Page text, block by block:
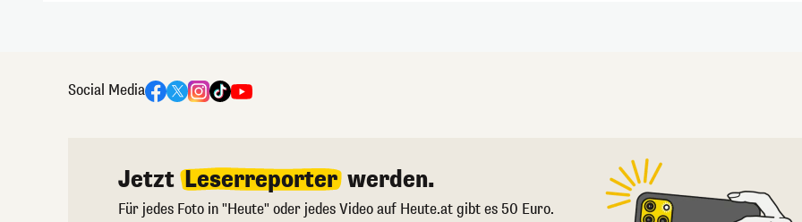
Social Media
Jetzt Leserreporter werden.
Für jedes Foto in "Heute" oder jedes Video auf Heute.at gibt es 50 Euro.